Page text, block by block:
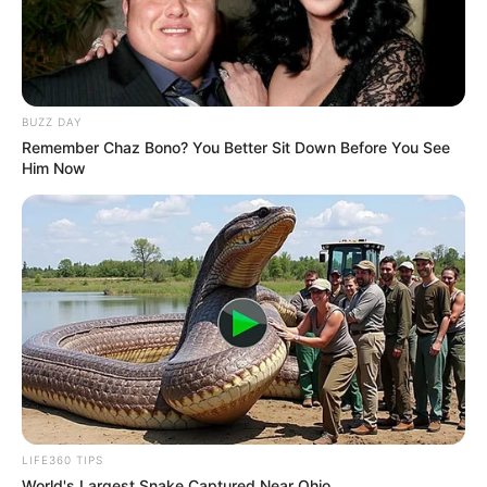
menghasilkan uang atau apa pun. Kami hanya
bersenang-senang, tahu? Ketika kami sudah
melakukannya, orang-orang mulai berkomentar lebih
banyak. Kami seperti, okelah, kami harus
melakukannya karena ini menyenangkan. Kami
Jangan mengkhawatirkan hal yang serius dulu.
Jangan khawatir tentang penayangan atau
penghasilan. Lakukan apa yang Anda sukai, bagikan
apa yang Anda sukai, dan bersenang-senanglah
Saya terkadang hanya berhenti sejenak dan
merenungkan kehidupan. Saya baru saja kembali
setelah saya merasa baik lagi. Semua orang
merasakan tekanan, jadi wajar jika merasa seperti itu
FAQ
BUZZ DAY
Remember Chaz Bono? You Better Sit Down Before You See
Him Now
LIFE360 TIPS